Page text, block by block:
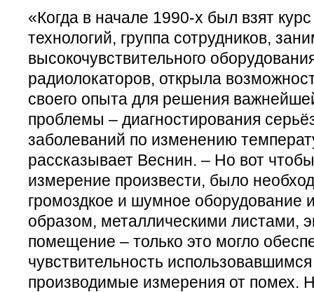
«Когда в начале 1990-х был взят
технологий, группа сотрудников,
высокочувствительного
радиолокаторов, открыла
своего опыта для решения
проблемы – диагностирования
заболеваний по изменению
рассказывает Веснин. – Но вот
измерение произвести, было
громоздкое и шумное оборудование
образом, металлическими листами,
помещение – только это могло
чувствительность
производимые измерения от помех.